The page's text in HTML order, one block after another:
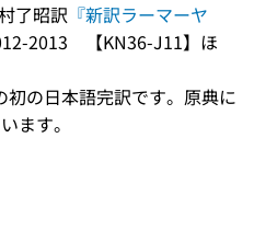
了昭訳 『新訳ラーマーヤ
2013 【KN36-J11】ほ
の日本語完訳です。原典に
ます。